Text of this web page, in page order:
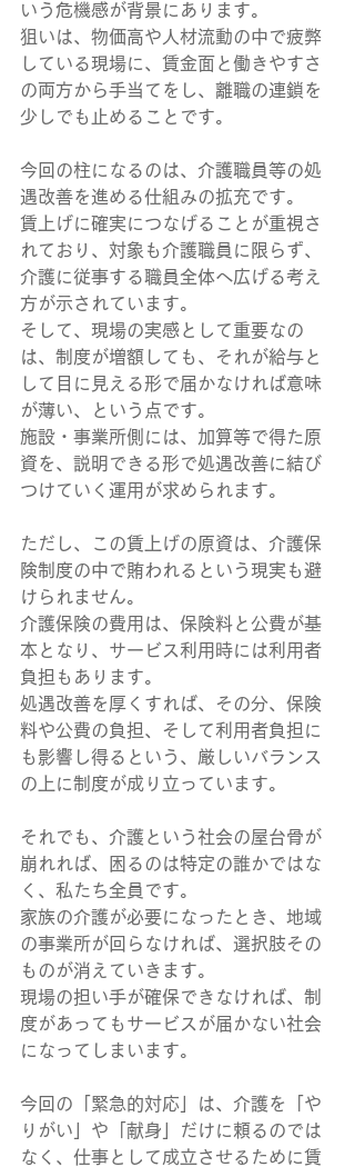
いう危機感が背景にあります。
狙いは、物価高や人材流動の中で疲弊
している現場に、賃金面と働きやすさ
の両方から手当てをし、離職の連鎖を
少しでも止めることです。
今回の柱になるのは、介護職員等の処
遇改善を進める仕組みの拡充です。
賃上げに確実につなげることが重視さ
れており、対象も介護職員に限らず、
介護に従事する職員全体へ広げる考え
方が示されています。
そして、現場の実感として重要なの
は、制度が増額しても、それが給与と
して目に見える形で届かなければ意味
が薄い、という点です。
施設・事業所側には、加算等で得た原
資を、説明できる形で処遇改善に結び
つけていく運用が求められます。
ただし、この賃上げの原資は、介護保
険制度の中で賄われるという現実も避
けられません。
介護保険の費用は、保険料と公費が基
本となり、サービス利用時には利用者
負担もあります。
処遇改善を厚くすれば、その分、保険
料や公費の負担、そして利用者負担に
も影響し得るという、厳しいバランス
の上に制度が成り立っています。
それでも、介護という社会の屋台骨が
崩れれば、困るのは特定の誰かではな
く、私たち全員です。
家族の介護が必要になったとき、地域
の事業所が回らなければ、選択肢その
ものが消えていきます。
現場の担い手が確保できなければ、制
度があってもサービスが届かない社会
になってしまいます。
今回の「緊急的対応」は、介護を「や
りがい」や「献身」だけに頼るのでは
なく、仕事として成立させるために賃